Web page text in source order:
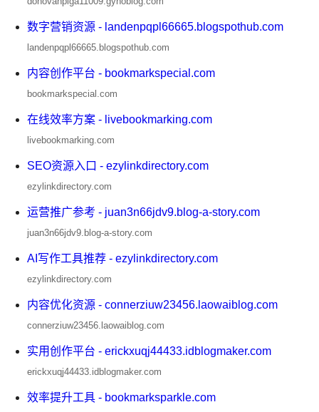
数字营销资源 - landenpqpl66665.blogspothub.com
landenpqpl66665.blogspothub.com
内容创作平台 - bookmarkspecial.com
bookmarkspecial.com
在线效率方案 - livebookmarking.com
livebookmarking.com
SEO资源入口 - ezylinkdirectory.com
ezylinkdirectory.com
运营推广参考 - juan3n66jdv9.blog-a-story.com
juan3n66jdv9.blog-a-story.com
AI写作工具推荐 - ezylinkdirectory.com
ezylinkdirectory.com
内容优化资源 - connerziuw23456.laowaiblog.com
connerziuw23456.laowaiblog.com
实用创作平台 - erickxuqj44433.idblogmaker.com
erickxuqj44433.idblogmaker.com
效率提升工具 - bookmarksparkle.com